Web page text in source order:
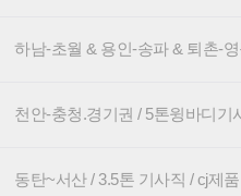
하남-초월 & 용인-송파 & 퇴촌-
천안-충청.경기권 / 5톤윙바디기
동탄~서산 / 3.5톤 기사직 / cj제